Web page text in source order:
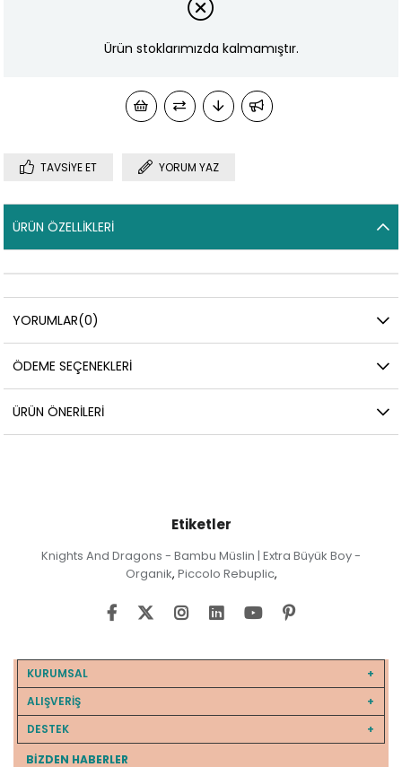
Ürün stoklarımızda kalmamıştır.
TAVSIYE ET YORUM YAZ
ÜRÜN ÖZELLIKLERI
YORUMLAR(0)
ÖDEME SEÇENEKLERI
ÜRÜN ÖNERILERI
Etiketler
Knights And Dragons - Bambu Müslin | Extra Büyük Boy -
Organik, Piccolo Rebuplic,
KURUMSAL
ALIŞVERİŞ
DESTEK
BIZDEN HABERLER